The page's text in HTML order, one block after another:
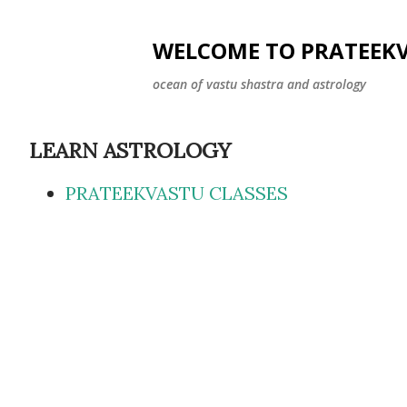
WELCOME TO
ocean of vastu shastra and astrology
LEARN ASTROLOGY
PRATEEKVASTU CLASSES